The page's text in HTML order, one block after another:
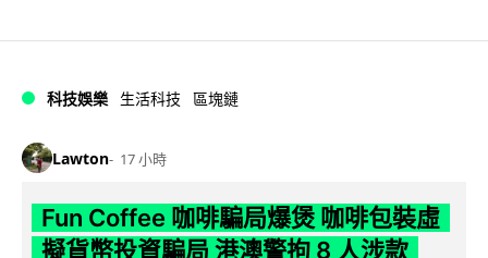
科技娛樂 生活科技 區塊鏈
Lawton 17 小時
Fun Coffee 咖啡騙局爆煲 咖啡包裝虛
擬貨幣投資騙局 港澳警拘 8 人涉款